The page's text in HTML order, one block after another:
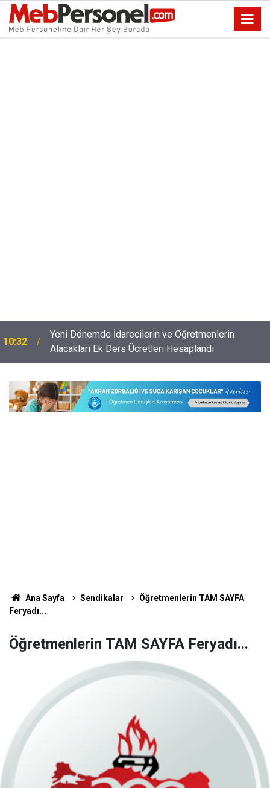
10:32
Yeni Dönemde İdarecilerin ve Öğretmenlerin
Alacakları Ek Ders Ücretleri Hesaplandı
Ana Sayfa Sendikalar
Öğretmenlerin TAM SAYFA
Feryadı...
Öğretmenlerin TAM SAYFA Feryadı...